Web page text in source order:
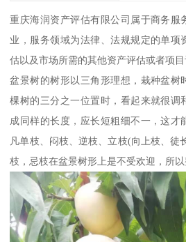
重庆海润资产评估有限公司属于商务服
业，服务领域为法律、法规规定的单项
估以及市场所需的其他资产评估或者项目
盆景树的树形以三角形理想，栽种盆树
棵树的三分之一位置时，看起来就很调
成同样的长度，应长短粗细不一，这才
凡单枝、闷枝、逆枝、立枝(向上枝、徒
枝，忌枝在盆景树形上是不受欢迎，所以